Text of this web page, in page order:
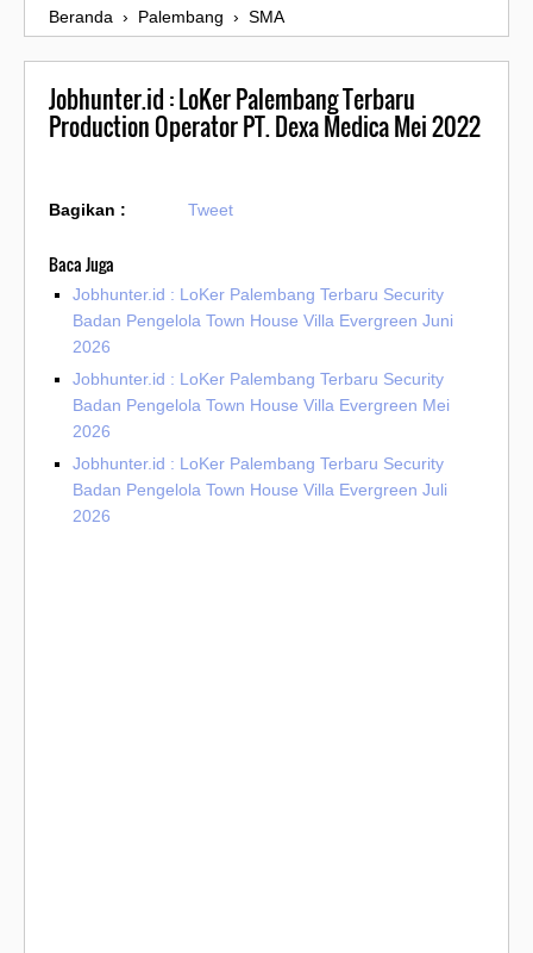
Beranda › Palembang › SMA
Jobhunter.id : LoKer Palembang Terbaru
Production Operator PT. Dexa Medica Mei 2022
Bagikan : Tweet
Baca Juga
Jobhunter.id : LoKer Palembang Terbaru Security
Badan Pengelola Town House Villa Evergreen Juni
2026
Jobhunter.id : LoKer Palembang Terbaru Security
Badan Pengelola Town House Villa Evergreen Mei
2026
Jobhunter.id : LoKer Palembang Terbaru Security
Badan Pengelola Town House Villa Evergreen Juli
2026